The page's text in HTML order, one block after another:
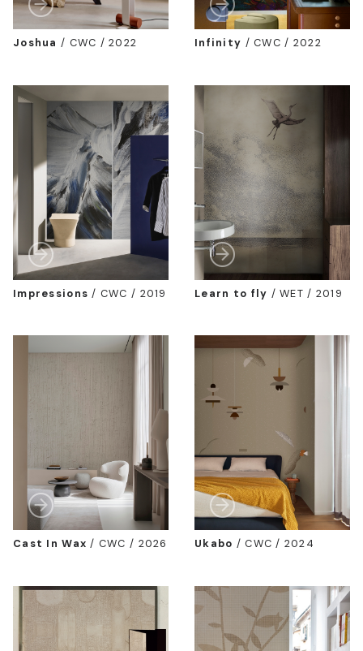
Joshua / CWC / 2022 Infinity /CWC / 2022
Impressions / CWC / 2019 Learn to fly /WET / 2019
Cast In Wax / CWC / 2026 Ukabo /CWC / 2024